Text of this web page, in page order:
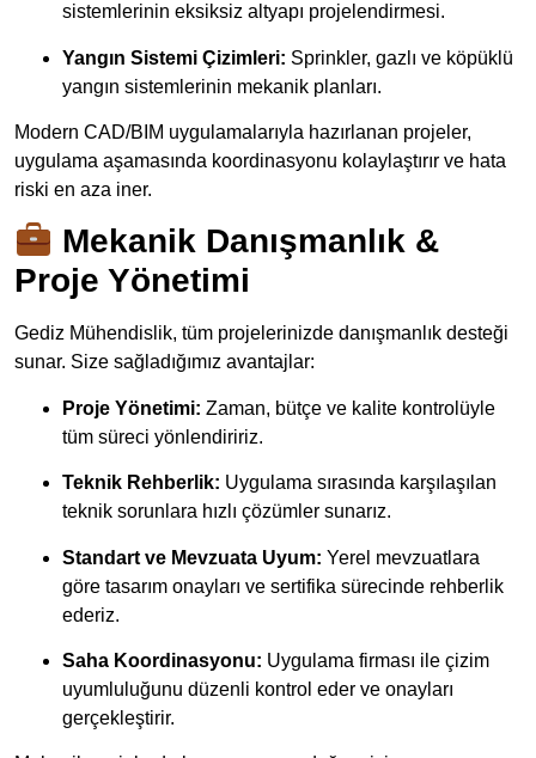
sistemlerinin eksiksiz altyapı projelendirmesi.
Yangın Sistemi Çizimleri: Sprinkler, gazlı ve köpüklü
yangın sistemlerinin mekanik planları.
Modern CAD/BIM uygulamalarıyla hazırlanan projeler,
uygulama aşamasında koordinasyonu kolaylaştırır ve hata
riski en aza iner.
Mekanik Danışmanlık &
Proje Yönetimi
Gediz Mühendislik, tüm projelerinizde danışmanlık desteği
sunar. Size sağladığımız avantajlar:
Proje Yönetimi: Zaman, bütçe ve kalite kontrolüyle
tüm süreci yönlendiririz.
Teknik Rehberlik: Uygulama sırasında karşılaşılan
teknik sorunlara hızlı çözümler sunarız.
Standart ve Mevzuata Uyum: Yerel mevzuatlara
göre tasarım onayları ve sertifika sürecinde rehberlik
ederiz.
Saha Koordinasyonu: Uygulama firması ile çizim
uyumluluğunu düzenli kontrol eder ve onayları
gerçekleştirir.